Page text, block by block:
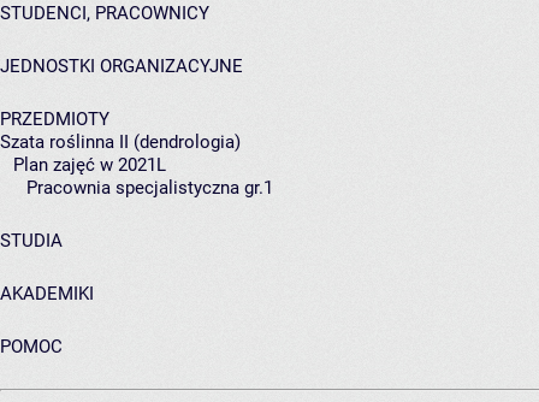
STUDENCI, PRACOWNICY
JEDNOSTKI ORGANIZACYJNE
PRZEDMIOTY
Szata roślinna II (dendrologia)
Plan zajęć w 2021L
Pracownia specjalistyczna gr.1
STUDIA
AKADEMIKI
POMOC